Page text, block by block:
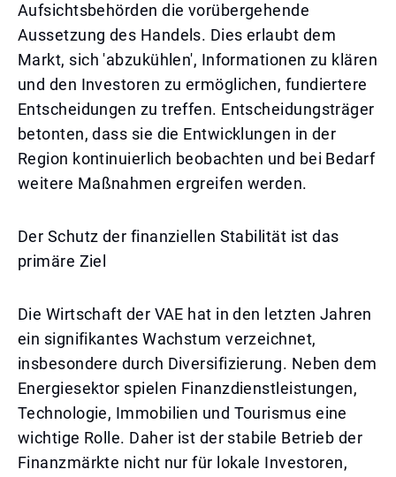
Aufsichtsbehörden die vorübergehende
Aussetzung des Handels. Dies erlaubt dem
Markt, sich 'abzukühlen', Informationen zu klären
und den Investoren zu ermöglichen, fundiertere
Entscheidungen zu treffen. Entscheidungsträger
betonten, dass sie die Entwicklungen in der
Region kontinuierlich beobachten und bei Bedarf
weitere Maßnahmen ergreifen werden.
Der Schutz der finanziellen Stabilität ist das
primäre Ziel
Die Wirtschaft der VAE hat in den letzten Jahren
ein signifikantes Wachstum verzeichnet,
insbesondere durch Diversifizierung. Neben dem
Energiesektor spielen Finanzdienstleistungen,
Technologie, Immobilien und Tourismus eine
wichtige Rolle. Daher ist der stabile Betrieb der
Finanzmärkte nicht nur für lokale Investoren,